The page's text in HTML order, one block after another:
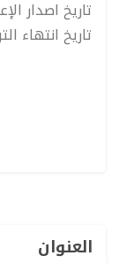
تاريخ اصدار
تاريخ انتهاء
العنوان